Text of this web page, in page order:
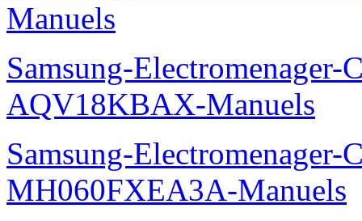
Manuels
Samsung-Electromenager-
AQV18KBAX-Manuels
Samsung-Electromenager-
MH060FXEA3A-Manuels